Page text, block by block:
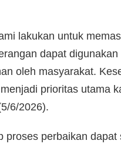
lakukan untuk
dapat digunakan
oleh masyarakat.
prioritas utama
6/2026).
proses perbaikan dapat